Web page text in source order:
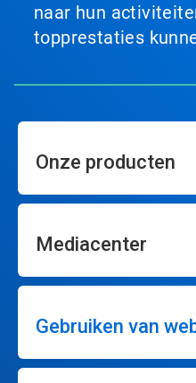
naar hun
topprestaties
Onze producten
Mediacenter
Gebruiken van